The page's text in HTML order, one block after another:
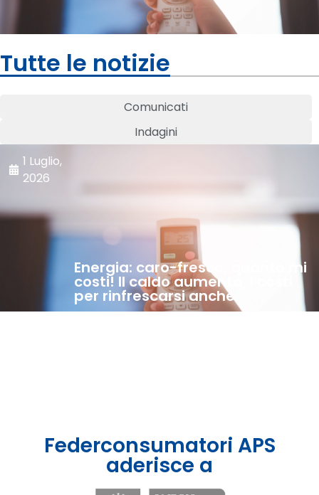
Tutte le notizie
Comunicati
Indagini
1 Luglio,
2026
Energia: caro-fresco, quanto mi
costi! Il caldo aumenta, i costi
per rinfrescarsi anche.
Federconsumatori APS
aderisce a